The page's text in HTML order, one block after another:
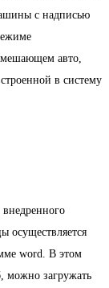
с надписью
мешающем авто,
в систему
осуществляется
word. В этом
можно загружать